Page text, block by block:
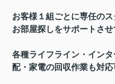
お客様１組ごとに専任の
お部屋探しをサポートさせ
各種ライフライン・イン
配・家電の回収作業も対応